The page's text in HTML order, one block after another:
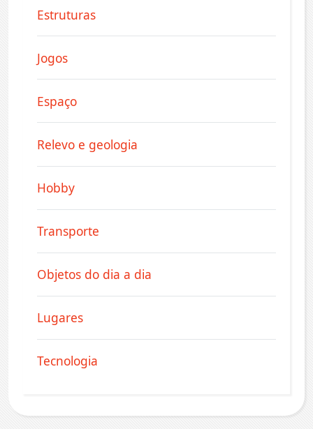
Estruturas
Jogos
Espaço
Relevo e geologia
Hobby
Transporte
Objetos do dia a dia
Lugares
Tecnologia